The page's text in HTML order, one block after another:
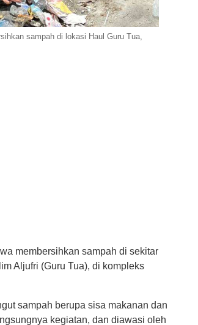
sampah di lokasi Haul Guru Tua,
membersihkan sampah di sekitar
Aljufri (Guru Tua), di kompleks
sampah berupa sisa makanan dan
kegiatan, dan diawasi oleh